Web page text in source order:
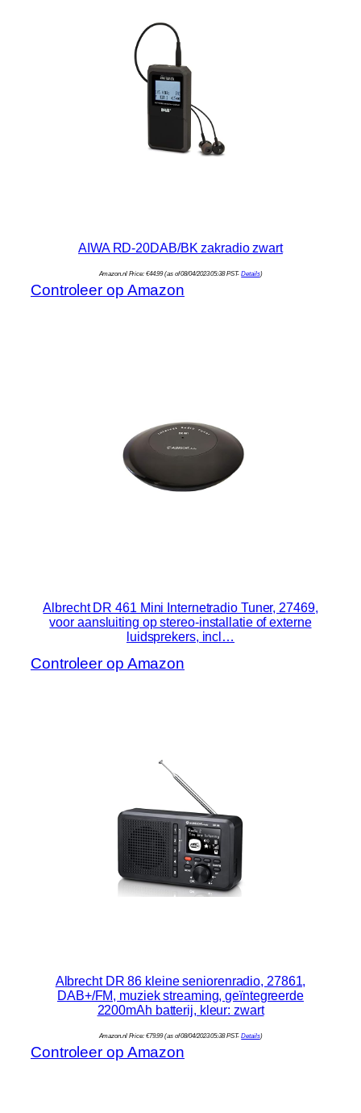
AIWA RD-20DAB/BK zakradio zwart
Amazon.nl Price: €44.99(as of 08/04/2023 05:38 PST-Details)
Controleer op Amazon
Albrecht DR 461 Mini Internetradio Tuner, 27469,
voor aansluiting op stereo-installatie of externe
luidsprekers, incl…
Controleer op Amazon
Albrecht DR 86 kleine seniorenradio, 27861,
DAB+/FM, muziek streaming, geïntegreerde
2200mAh batterij, kleur: zwart
Amazon.nl Price: €79.99(as of 08/04/2023 05:38 PST-Details)
Controleer op Amazon